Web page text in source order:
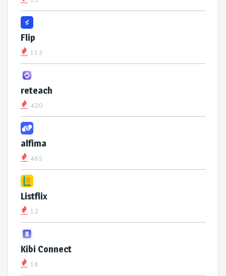
Flip
113
reteach
420
alfima
465
Listflix
12
Kibi Connect
16